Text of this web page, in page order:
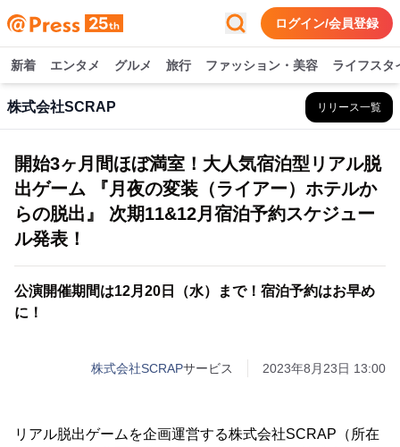
ログイン/会員登録
新着 エンタメ グルメ 旅行 ファッション・美容 ライフスタ
株式会社SCRAP リリース一覧
開始3ヶ月間ほぼ満室！大人気宿泊型リアル脱
出ゲーム 『月夜の変装（ライアー）ホテルか
らの脱出』 次期11&12月宿泊予約スケジュー
ル発表！
公演開催期間は12月20日（水）まで！宿泊予約はお早め
に！
株式会社SCRAPサービス 2023年8月23日 13:00
リアル脱出ゲームを企画運営する株式会社SCRAP（所在